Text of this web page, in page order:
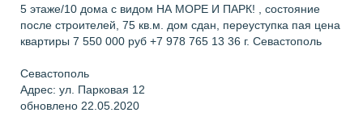
5 этаже/10 дома с видом НА МОРЕ И ПАРК! , состояние
после строителей, 75 кв.м. дом сдан, переуступка пая цена
квартиры 7 550 000 руб +7 978 765 13 36 г. Севастополь
Севастополь
Адрес: ул. Парковая 12
обновлено 22.05.2020